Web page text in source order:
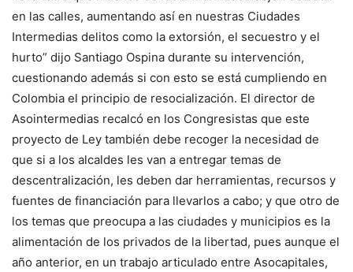
en las calles, aumentando así en nuestras Ciudades
Intermedias delitos como la extorsión, el secuestro y el
hurto” dijo Santiago Ospina durante su intervención,
cuestionando además si con esto se está cumpliendo en
Colombia el principio de resocialización. El director de
Asointermedias recalcó en los Congresistas que este
proyecto de Ley también debe recoger la necesidad de
que si a los alcaldes les van a entregar temas de
descentralización, les deben dar herramientas, recursos y
fuentes de financiación para llevarlos a cabo; y que otro de
los temas que preocupa a las ciudades y municipios es la
alimentación de los privados de la libertad, pues aunque el
año anterior, en un trabajo articulado entre Asocapitales,